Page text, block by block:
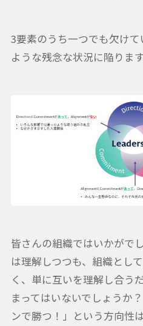
3要素のうち一つでも欠け
ような残念な状況に陥ります
皆さんの組織ではいかがで
は理解しつつも、組織とし
く、単に互いを理解し合う
まってはいないでしょうか
ンで勝つ！」という方向性